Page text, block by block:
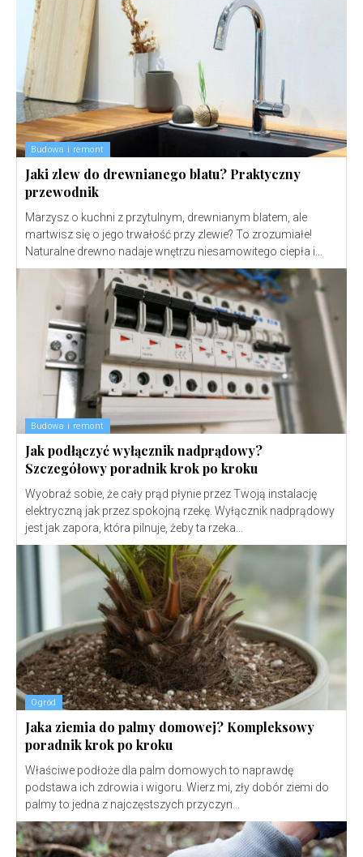
Budowa i remont
Jaki zlew do drewnianego blatu? Praktyczny
przewodnik
Marzysz o kuchni z przytulnym, drewnianym blatem, ale
martwisz się o jego trwałość przy zlewie? To zrozumiałe!
Naturalne drewno nadaje wnętrzu niesamowitego ciepła i...
Budowa i remont
Jak podłączyć wyłącznik nadprądowy?
Szczegółowy poradnik krok po kroku
Wyobraź sobie, że cały prąd płynie przez Twoją instalację
elektryczną jak przez spokojną rzekę. Wyłącznik nadprądowy
jest jak zapora, która pilnuje, żeby ta rzeka...
Ogród
Jaka ziemia do palmy domowej? Kompleksowy
poradnik krok po kroku
Właściwe podłoże dla palm domowych to naprawdę
podstawa ich zdrowia i wigoru. Wierz mi, zły dobór ziemi do
palmy to jedna z najczęstszych przyczyn...